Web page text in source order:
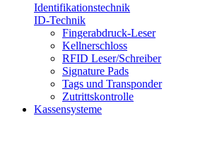
Identifikationstechnik
ID-Technik
Fingerabdruck-Leser
Kellnerschloss
RFID Leser/Schreiber
Signature Pads
Tags und Transponder
Zutrittskontrolle
Kassensysteme